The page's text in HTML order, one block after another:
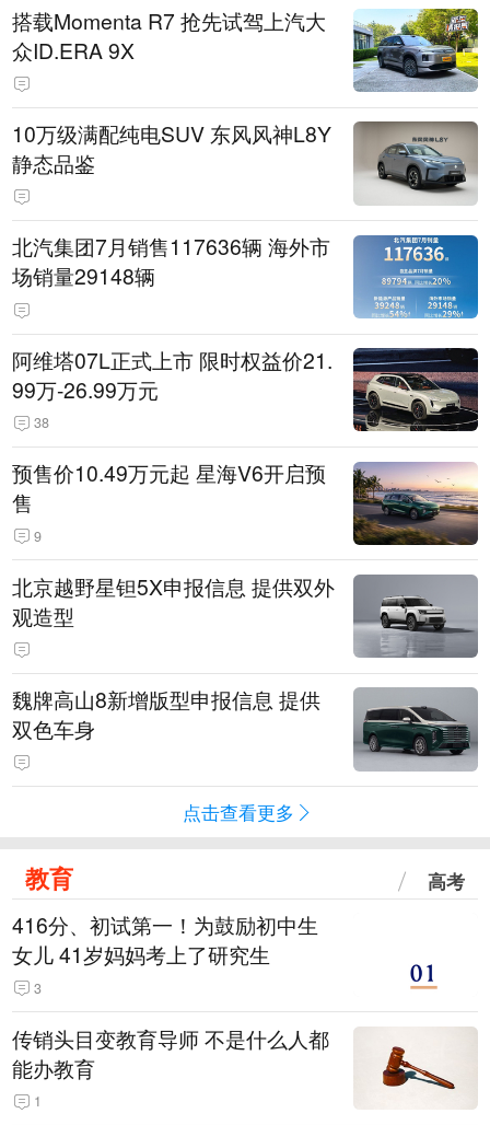
搭载Momenta R7 抢先试驾上汽大
众ID.ERA 9X
10万级满配纯电SUV 东风风神L8Y
静态品鉴
北汽集团7月销售117636辆 海外市
场销量29148辆
阿维塔07L正式上市 限时权益价21.
99万-26.99万元
38
预售价10.49万元起 星海V6开启预
售
9
北京越野星钽5X申报信息 提供双外
观造型
魏牌高山8新增版型申报信息 提供
双色车身
点击查看更多
教育 高考
416分、初试第一！为鼓励初中生
女儿 41岁妈妈考上了研究生
3
传销头目变教育导师 不是什么人都
能办教育
1